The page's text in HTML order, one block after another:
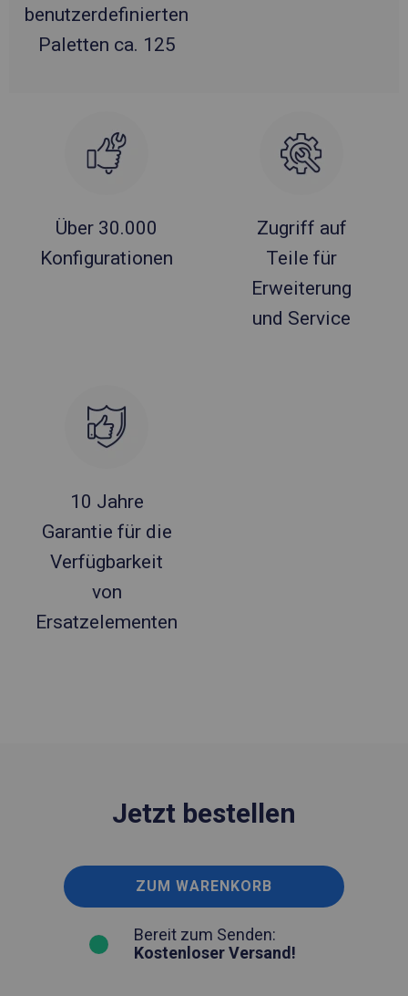
benutzerdefinierten
Paletten ca. 125
Über 30.000
Konfigurationen
Zugriff auf
Teile für
Erweiterung
und Service
10 Jahre
Garantie für die
Verfügbarkeit
von
Ersatzelementen
Jetzt bestellen
ZUM WARENKORB
Bereit zum Senden:
Kostenloser Versand!